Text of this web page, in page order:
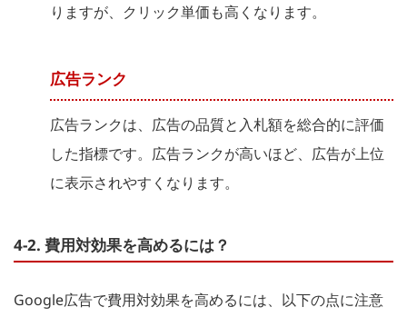
りますが、クリック単価も高くなります。
広告ランク
広告ランクは、広告の品質と入札額を総合的に評価
した指標です。広告ランクが高いほど、広告が上位
に表示されやすくなります。
4-2. 費用対効果を高めるには？
Google広告で費用対効果を高めるには、以下の点に注意